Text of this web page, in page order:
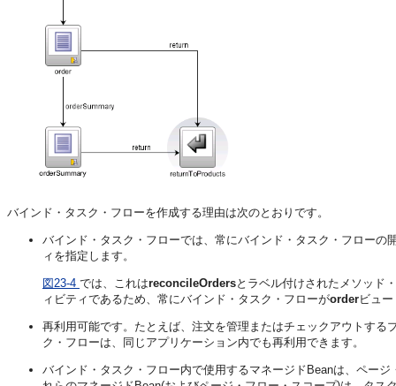
バインド・タスク・フローを作成する理由は次のとおりです。
バインド・タスク・フローでは、常にバインド・タスク・フロー
ィを指定します。
図23-4 では、これはreconcileOrdersとラベル付けされたメソッド
ィビティであるため、常にバインド・タスク・フローがorderビュ
再利用可能です。たとえば、注文を管理またはチェックアウトす
ク・フローは、同じアプリケーション内でも再利用できます。
バインド・タスク・フロー内で使用するマネージドBeanは、ペー